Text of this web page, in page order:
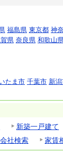
福島県 東京都 神
県 奈良県 和歌山
たま市 千葉市 新
新築一戸建て
社検索 家賃